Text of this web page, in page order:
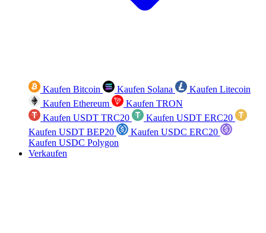
Kaufen Bitcoin Kaufen Solana
Kaufen Litecoin
Kaufen Ethereum
Kaufen TRON
Kaufen USDT TRC20
Kaufen USDT ERC20
Kaufen USDT BEP20
Kaufen USDC ERC20
Kaufen USDC Polygon
Verkaufen